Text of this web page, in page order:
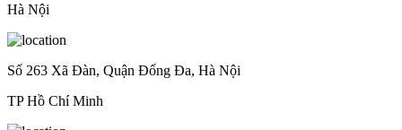
Hà Nội
Số 263 Xã Đàn, Quận Đống Đa, Hà Nội
TP Hồ Chí Minh